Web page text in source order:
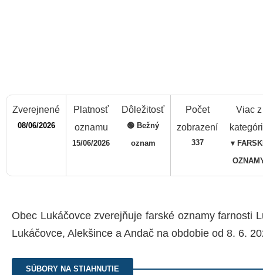
Zverejnené
08/06/2026
Platnosť
oznamu
15/06/2026
Dôležitosť
🟢 Bežný
oznam
Počet
zobrazení
337
Viac z
▾
Obec Lukáčovce zverejňuje farské oznamy farnosti
Lukáčovce, Alekšince a Andač na obdobie od 8. 6.
SÚBORY NA STIAHNUTIE